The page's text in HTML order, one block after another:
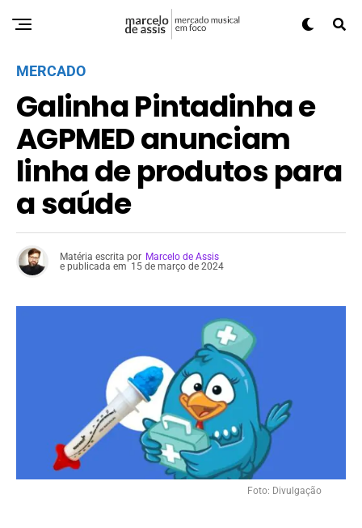
MERCADO
Galinha Pintadinha e
AGPMED anunciam
linha de produtos para
a saúde
Matéria escrita por Marcelo de Assis
e publicada em 15 de março de 2024
Foto: Divulgação